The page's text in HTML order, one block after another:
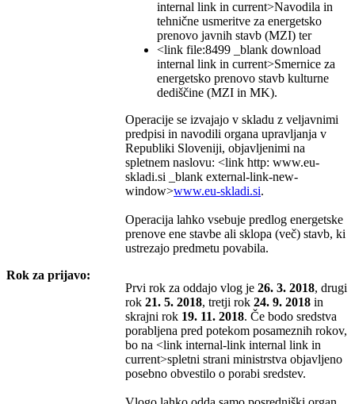
internal link in current>Navodila in
tehnične usmeritve za energetsko
prenovo javnih stavb (MZI) ter
<link file:8499 _blank download
internal link in current>Smernice za
energetsko prenovo stavb kulturne
dediščine (MZI in MK).
Operacije se izvajajo v skladu z veljavnimi
predpisi in navodili organa upravljanja v
Republiki Sloveniji, objavljenimi na
spletnem naslovu: <link http: www.eu-
skladi.si _blank external-link-new-
window>www.eu-skladi.si.
Operacija lahko vsebuje predlog energetske
prenove ene stavbe ali sklopa (več) stavb, ki
ustrezajo predmetu povabila.
Rok za prijavo:
Prvi rok za oddajo vlog je 26. 3. 2018, drugi
rok 21. 5. 2018, tretji rok 24. 9. 2018 in
skrajni rok 19. 11. 2018. Če bodo sredstva
porabljena pred potekom posameznih rokov,
bo na <link internal-link internal link in
current>spletni strani ministrstva objavljeno
posebno obvestilo o porabi sredstev.